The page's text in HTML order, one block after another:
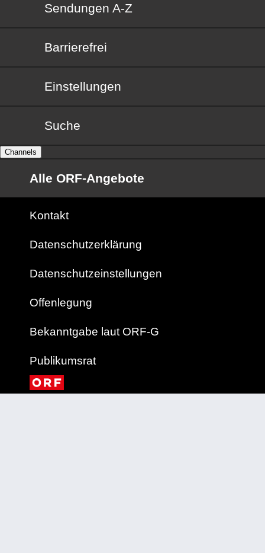
Sendungen von A bis Z
Sendungen A-Z
Barrierefrei
Barrierefrei
Einstellungen
Suche
Channels
Alle ORF-Angebote
Kontakt
Datenschutzerklärung
Datenschutzeinstellungen
Offenlegung
Bekanntgabe laut ORF-G
Publikumsrat